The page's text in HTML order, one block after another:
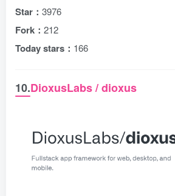
Star： 3976
Fork： 212
Today stars： 166
10.DioxusLabs / dioxus